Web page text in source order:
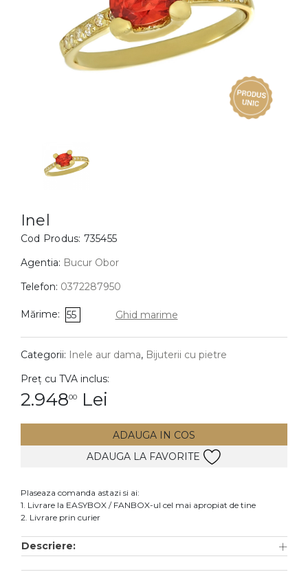
BIJUTERII COPII
Cercei
Bratari
Coliere
Lanturi
Pandantive
DIAMANTE Vezi toate
Cercei
Accesorii
Inel
Cod Produs: 735455
Agentia: Bucur Obor
Telefon: 0372287950
Mărime: 55 Ghid marime
Categorii: Inele aur dama, Bijuterii cu pietre
Preț cu TVA inclus:
2.94800 Lei
ADAUGA IN COS
ADAUGA LA FAVORITE
Plaseaza comanda astazi si ai:
1. Livrare la EASYBOX / FANBOX-ul cel mai apropiat de tine
2. Livrare prin curier
Descriere: